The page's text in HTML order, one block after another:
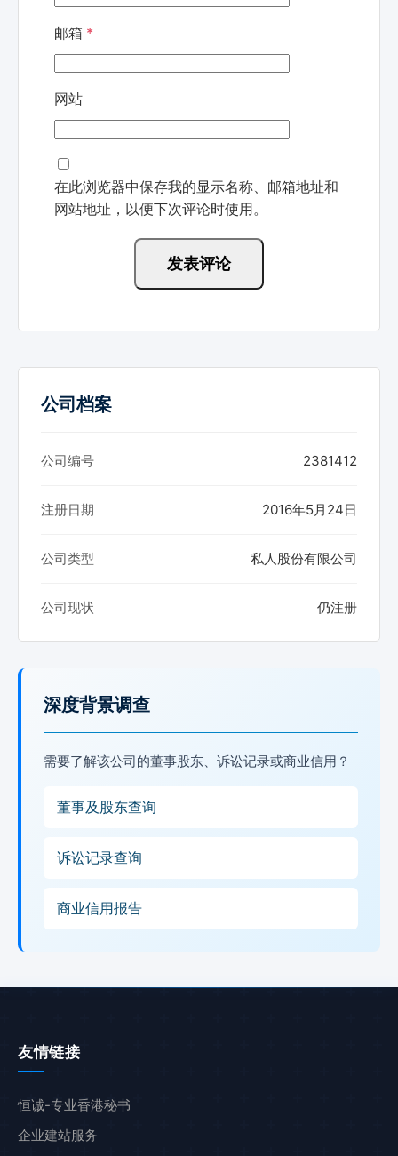
邮箱 *
网站
在此浏览器中保存我的显示名称、邮箱地址和
网站地址，以便下次评论时使用。
公司档案
公司编号 2381412
注册日期 2016年5月24日
公司类型 私人股份有限公司
公司现状 仍注册
深度背景调查
需要了解该公司的董事股东、诉讼记录或商业信用？
董事及股东查询
诉讼记录查询
商业信用报告
友情链接
恒诚-专业香港秘书
企业建站服务